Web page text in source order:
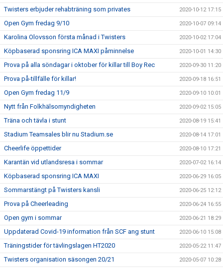
Twisters erbjuder rehabträning som privates 2020-10-12 17:15
Open Gym fredag 9/10 2020-10-07 09:14
Karolina Olovsson första månad i Twisters 2020-10-02 17:04
Köpbaserad sponsring ICA MAXI påminnelse 2020-10-01 14:30
Prova på alla söndagar i oktober för killar till Boy Rec 2020-09-30 11:20
Prova på-tillfälle för killar! 2020-09-18 16:51
Open Gym fredag 11/9 2020-09-10 10:01
Nytt från Folkhälsomyndigheten 2020-09-02 15:05
Träna och tävla i stunt 2020-08-19 15:41
Stadium Teamsales blir nu Stadium.se 2020-08-14 17:01
Cheerlife öppettider 2020-08-10 17:21
Karantän vid utlandsresa i sommar 2020-07-02 16:14
Köpbaserad sponsring ICA MAXI 2020-06-29 16:05
Sommarstängt på Twisters kansli 2020-06-25 12:12
Prova på Cheerleading 2020-06-24 16:55
Open gym i sommar 2020-06-21 18:29
Uppdaterad Covid-19 information från SCF ang stunt 2020-06-10 15:08
Träningstider för tävlingslagen HT2020 2020-05-22 11:47
Twisters organisation säsongen 20/21 2020-05-07 10:28